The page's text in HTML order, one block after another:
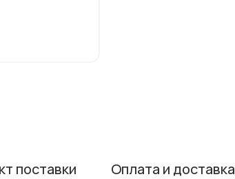
поставки Оплата и доставка